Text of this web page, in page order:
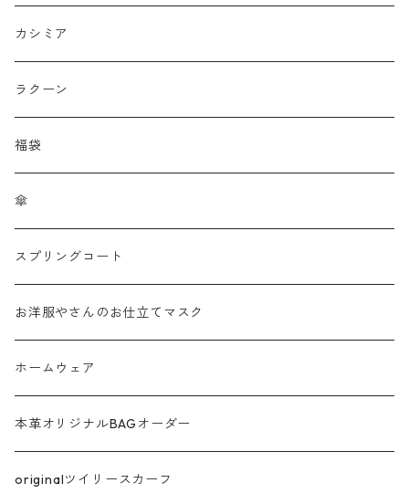
プリント柄物
刺繍レース
メッシュ
チュール
フリンジ フェザー
シャギー
ラメ
サテン
綿ローン
カシミア
ラクーン
福袋
傘
スプリングコート
お洋服やさんのお仕立てマスク
ホームウェア
本革オリジナルBAGオーダー
originalツイリースカーフ